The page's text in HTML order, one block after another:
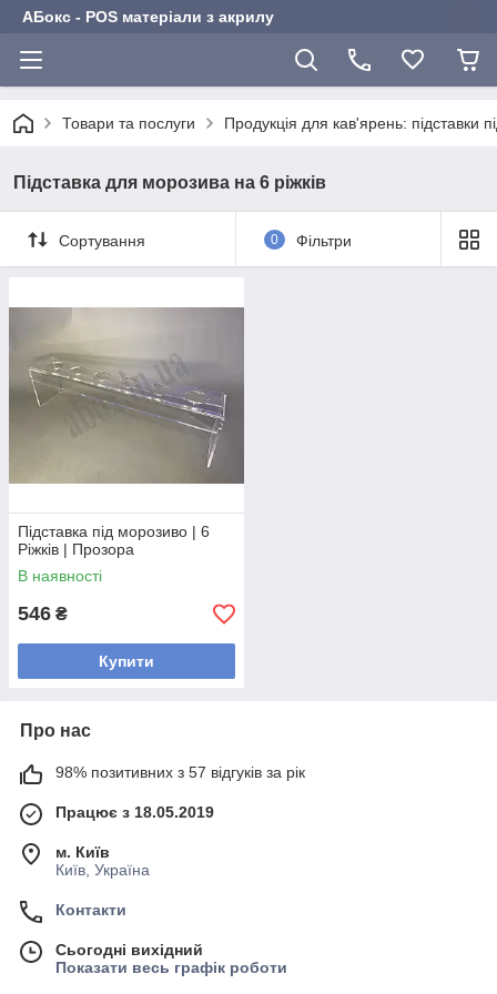
АБокс - POS матеріали з акрилу
Товари та послуги Продукція для кав'ярень: підставки
Підставка для морозива на 6 ріжків
Сортування 0 Фільтри
Підставка під морозиво | 6
Ріжків | Прозора
В наявності
546 ₴
Купити
Про нас
98% позитивних з 57 відгуків за рік
Працює з 18.05.2019
м. Київ
Київ, Україна
Контакти
Сьогодні вихідний
Показати весь графік роботи